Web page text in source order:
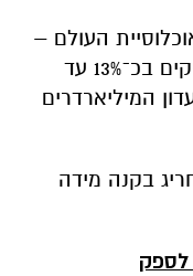
בלבד מאוכלוסיית העולם –
אך לפי הערכות שונות, הם מחזיקים בכ־13% עד
המיליארדרים
בקנה מידה